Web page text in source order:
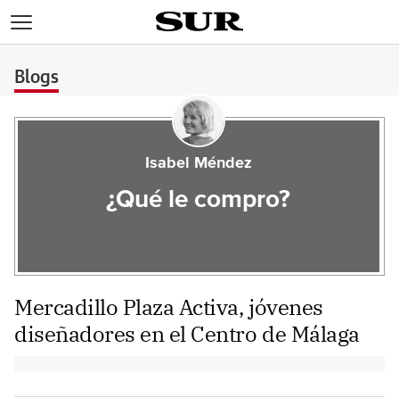
Blogs
Isabel Méndez
¿Qué le compro?
Mercadillo Plaza Activa, jóvenes
diseñadores en el Centro de Málaga